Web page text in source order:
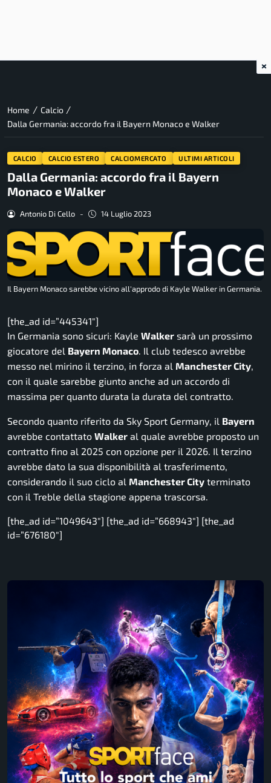
Home / Calcio /
Dalla Germania: accordo fra il Bayern Monaco e Walker
CALCIO CALCIO ESTERO CALCIOMERCATO ULTIMI ARTICOLI
Dalla Germania: accordo fra il Bayern
Monaco e Walker
Antonio Di Cello - 14 Luglio 2023
Il Bayern Monaco sarebbe vicino all'approdo di Kayle Walker in Germania.
[the_ad id=”445341″]
In Germania sono sicuri: Kayle Walker sarà un prossimo
giocatore del Bayern Monaco . Il club tedesco avrebbe
messo nel mirino il terzino, in forza al Manchester City
con il quale sarebbe giunto anche ad un accordo di
massima per quanto durata la durata del contratto.
Secondo quanto riferito da Sky Sport Germany , il Bayern
avrebbe contattato Walker al quale avrebbe proposto un
contratto fino al 2025 con opzione per il 2026. Il terzino
avrebbe dato la sua disponibilità al trasferimento,
considerando il suo ciclo al Manchester City terminato
con il Treble della stagione appena trascorsa.
[the_ad id=”1049643″] [the_ad id=”668943″] [the_ad
id=”676180″]
×